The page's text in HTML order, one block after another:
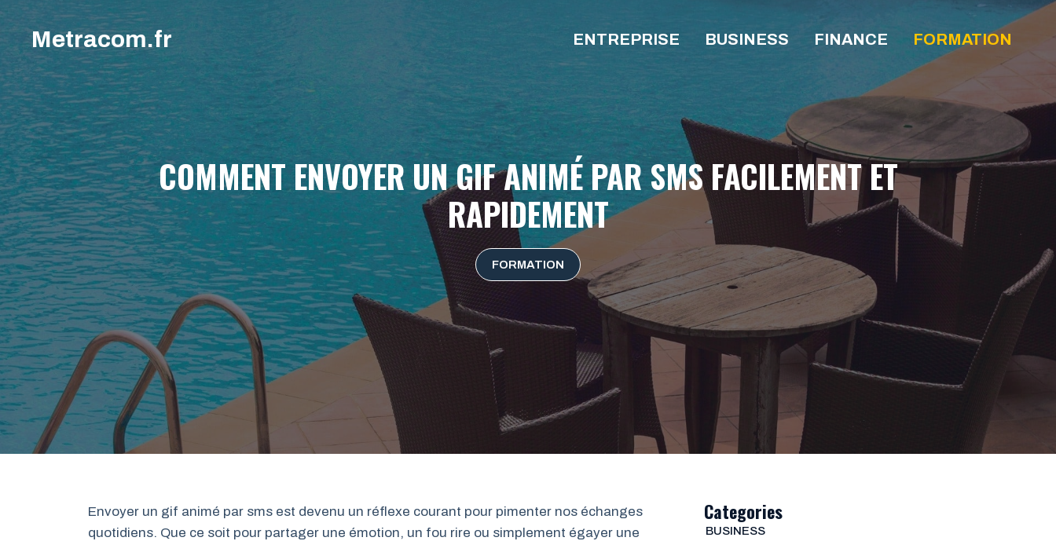
Aller
au
contenu
Metracom.fr ENTREPRISE BUSINESS FINANCE FORMATION
COMMENT ENVOYER UN GIF ANIMÉ PAR SMS FACILEMENT ET
RAPIDEMENT
FORMATION
Envoyer un gif animé par sms est devenu un réflexe courant pour pimenter nos échanges
quotidiens. Que ce soit pour partager une émotion, un fou rire ou simplement égayer une
Categories
BUSINESS